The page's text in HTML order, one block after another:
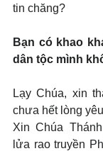
tin chăng?
Bạn có khao
dân tộc mình
Lạy Chúa, xin
chưa hết lòng
Xin Chúa
lửa rao truyền